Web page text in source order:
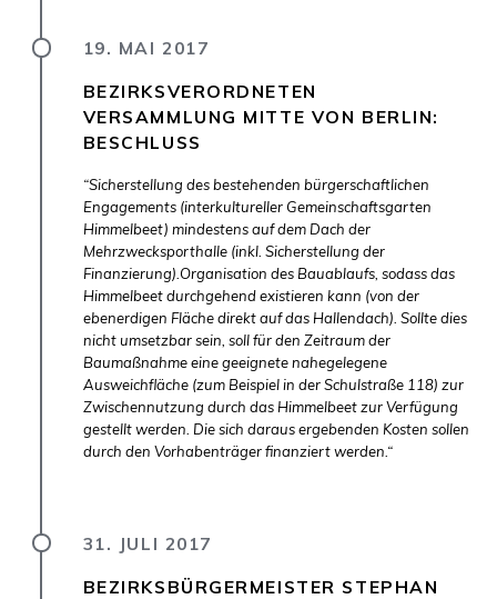
19. MAI 2017
BEZIRKSVERORDNETEN
VERSAMMLUNG MITTE VON BERLIN:
BESCHLUSS
“Sicherstellung des bestehenden bürgerschaftlichen
Engagements (interkultureller Gemeinschaftsgarten
Himmelbeet) mindestens auf dem Dach der
Mehrzwecksporthalle (inkl. Sicherstellung der
Finanzierung).Organisation des Bauablaufs, sodass das
Himmelbeet durchgehend existieren kann (von der
ebenerdigen Fläche direkt auf das Hallendach). Sollte dies
nicht umsetzbar sein, soll für den Zeitraum der
Baumaßnahme eine geeignete nahegelegene
Ausweichfläche (zum Beispiel in der Schulstraße 118) zur
Zwischennutzung durch das Himmelbeet zur Verfügung
gestellt werden. Die sich daraus ergebenden Kosten sollen
durch den Vorhabenträger finanziert werden.“
31. JULI 2017
BEZIRKSBÜRGERMEISTER STEPHAN